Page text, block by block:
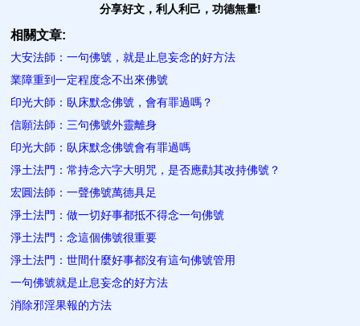
分享好文，利人利己，功德無量!
相關文章:
大安法師：一句佛號，就是止息妄念的好方法
業障重到一定程度念不出來佛號
印光大師：臥床默念佛號，會​有罪過嗎？
信願法師：三句佛號外靈離身
印光大師：臥床默念佛號會有罪過嗎
淨土法門：常持念六字大明咒，是否應勸其改持佛號？
宏圓法師：一聲佛號萬德具足
淨土法門：做一切好事都抵不得念一句佛號
淨土法門：念這個佛號很重要
淨土法門：世間什麼好事都沒有這句佛號管用
一句佛號就是止息妄念的好方法
消除邪淫果報的方法